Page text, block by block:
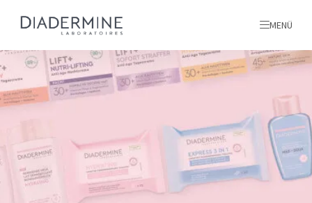
Alle produkte
MENÜ
inhaltsstoffe
Über uns